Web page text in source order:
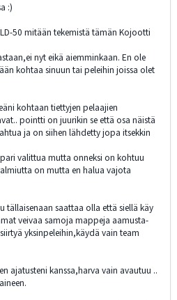
:)
50 mitään tekemistä tämän Kojootti
nyt eikä aiemminkaan. En ole
kohtaa sinuun tai peleihin joissa olet
kohtaan tiettyjen pelaajien
pointti on juurikin se että osa näistä
ja on siihen lähdetty jopa itsekkin
valittua mutta onneksi on kohtuu
on mutta en halua vajota
tällaisenaan saattaa olla että siellä käy
veivaa samoja mappeja aamusta-
yksinpeleihin,käydä vain team
ajatusteni kanssa,harva vain avautuu ..